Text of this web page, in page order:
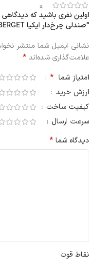
0
اولین نفری باشید که دیدگاهی
“صندلی چرخ‌دار ایکیا MILLBERGET مشکی”
نشانی ایمیل شما منتشر
علامت‌گذاری شده‌اند *
امتیاز شما *
ارزش خرید
کیفیت ساخت
سرعت ارسال
دیدگاه شما *
نقاط قوت